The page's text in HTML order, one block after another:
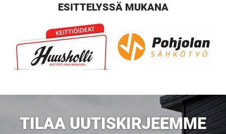
ESITTELYSSÄ MUKANA
TILAA UUTISKIRJEEMME
UUSI